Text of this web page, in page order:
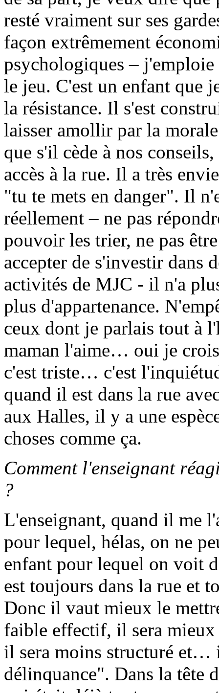
resté vraiment sur ses
façon extrêmement
psychologiques – j'emploie
le jeu. C'est un enfant que
la résistance. Il s'est
laisser amollir par la
que s'il cède à nos
accès à la rue. Il a très
"tu te mets en danger". Il
réellement – ne pas
pouvoir les trier, ne pas
accepter de s'investir dans
activités de MJC - il n'a
plus d'appartenance.
ceux dont je parlais tout à
maman l'aime… oui je
c'est triste… c'est
quand il est dans la rue
aux Halles, il y a une
choses comme ça.
Comment l'enseignant
?
L'enseignant, quand il me
pour lequel, hélas, on ne
enfant pour lequel on voit
est toujours dans la rue et
Donc il vaut mieux le
faible effectif, il sera mieux
il sera moins structuré et…
délinquance". Dans la tête